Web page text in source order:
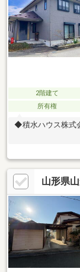
2階建て
所有権
◆積水ハウス株式
山形県